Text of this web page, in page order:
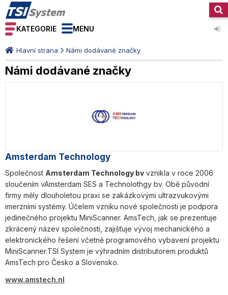
KATEGORIE MENU
Hlavní strana Námi dodávané značky
Námi dodávané značky
Amsterdam Technology
Společnost Amsterdam Technology bv vznikla v roce 2006
sloučením vAmsterdam SES a Technolothgy bv. Obě původní
firmy měly dlouholetou praxi se zakázkovými ultrazvukovými
imerzními systémy. Účelem vzniku nové společnosti je podpora
jedinečného projektu MiniScanner. AmsTech, jak se prezentuje
zkrácený název společnosti, zajišťuje vývoj mechanického a
elektronického řešení včetně programového vybavení projektu
MiniScanner.TSI System je výhradním distributorem produktů
AmsTech pro Česko a Slovensko.
www.amstech.nl